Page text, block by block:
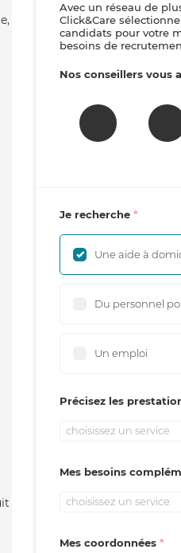
Avec un réseau de
Click&Care
candidats pour votre
besoins de
Nos conseillers vous
Je recherche
Une aide à
Du personnel
Un emploi
Précisez les
choisissez un service
Mes besoins
choisissez un service
Mes coordonnées